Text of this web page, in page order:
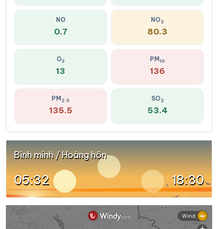
NO
0.7
NO2
80.3
O3
13
PM10
136
PM 2.5
135.5
SO2
53.4
Bình minh / Hoàng hôn
05:32 18:30